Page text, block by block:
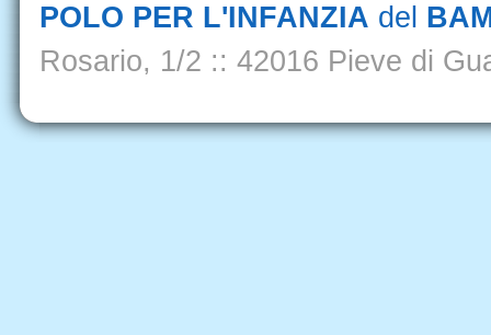
POLO PER L'INFANZIA del
Rosario, 1/2 :: 42016 Pieve di